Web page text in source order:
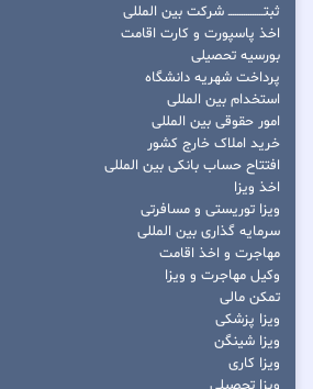
ثبتــــــــــــــــ شرکت بین المللی
اخذ پاسپورت و کارت اقامت
بورسیه تحصیلی
پرداخت شهریه دانشگاه
استخدام بین المللی
امور حقوقی بین المللی
خرید املاک خارج کشور
افتتاح حساب بانکی بین المللی
اخذ ویزا
ویزا توریستی و مسافرتی
سرمایه گذاری بین المللی
مهاجرت و اخذ اقامت
وکیل مهاجرت و ویزا
تمکن مالی
ویزا پزشکی
ویزا شینگن
ویزا کاری